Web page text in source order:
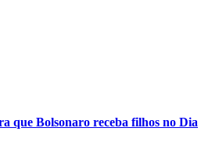
que Bolsonaro receba filhos no Dia